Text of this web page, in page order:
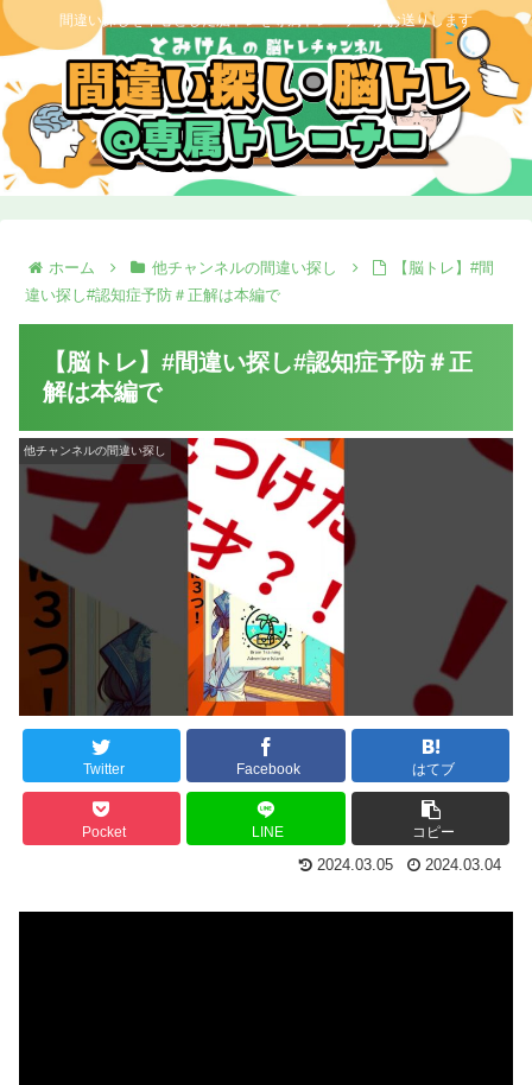
間違い探しを中心とした脳トレを専属トレーナーがお送りします
ホーム 他チャンネルの間違い探し
【脳トレ】#間
違い探し#認知症予防＃正解は本編で
【脳トレ】#間違い探し#認知症予防＃正
解は本編で
他チャンネルの間違い探し
Twitter Facebook はてブ
Pocket LINE コピー
2024.03.05 2024.03.04